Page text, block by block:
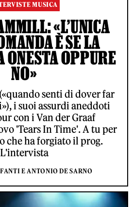
MUSICA
«L’UNICA
È SE LA
ONESTA OPPURE
NO»
senti di dover far
i suoi assurdi aneddoti
con i Van der Graaf
'Tears In Time'. A tu per
che ha forgiato il prog.
L'intervista
E ANTONIO DE SARNO